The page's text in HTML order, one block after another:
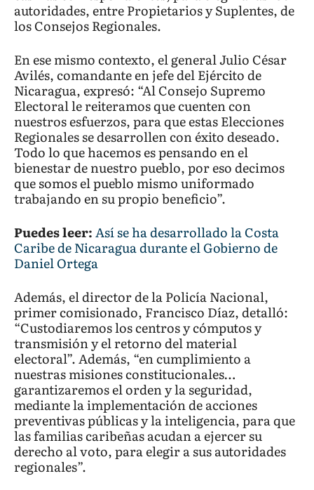
autoridades, entre Propietarios y Suplentes, de
los Consejos Regionales.
En ese mismo contexto, el general Julio César
Avilés, comandante en jefe del Ejército de
Nicaragua, expresó: “Al Consejo Supremo
Electoral le reiteramos que cuenten con
nuestros esfuerzos, para que estas Elecciones
Regionales se desarrollen con éxito deseado.
Todo lo que hacemos es pensando en el
bienestar de nuestro pueblo, por eso decimos
que somos el pueblo mismo uniformado
trabajando en su propio beneficio”.
Puedes leer:Así se ha desarrollado la Costa
Caribe de Nicaragua durante el Gobierno de
Daniel Ortega
Además, el director de la Policía Nacional,
primer comisionado, Francisco Díaz, detalló:
“Custodiaremos los centros y cómputos y
transmisión y el retorno del material
electoral”. Además, “en cumplimiento a
nuestras misiones constitucionales…
garantizaremos el orden y la seguridad,
mediante la implementación de acciones
preventivas públicas y la inteligencia, para que
las familias caribeñas acudan a ejercer su
derecho al voto, para elegir a sus autoridades
regionales”.